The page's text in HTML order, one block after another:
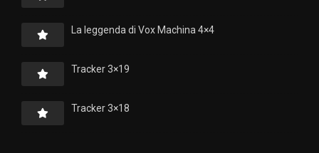
La leggenda di Vox Machina 4×4
Tracker 3×19
Tracker 3×18